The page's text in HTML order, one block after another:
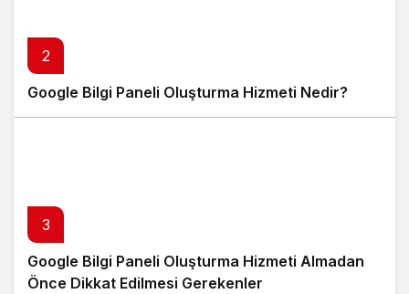
2
Google Bilgi Paneli Oluşturma Hizmeti Nedir?
3
Google Bilgi Paneli Oluşturma Hizmeti Almadan
Önce Dikkat Edilmesi Gerekenler